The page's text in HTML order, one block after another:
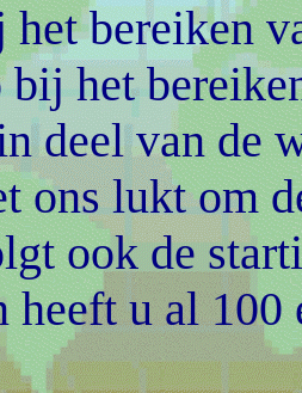
bereiken
bij het
deel van de
ons lukt om
ook de
heeft u al